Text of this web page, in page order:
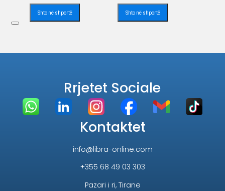
Shto në shportë Shto në shportë
Rrjetet Sociale
Kontaktet
info@libra-online.com
+355 68 49 03 303
Pazari i ri, Tirane